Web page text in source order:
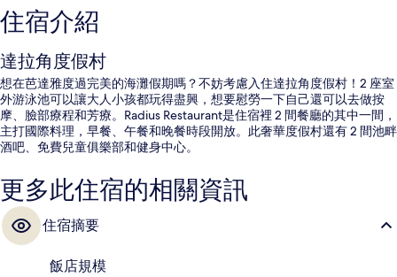
住宿介紹
達拉角度假村
想在芭達雅度過完美的海灘假期嗎？不妨考慮入住達拉角度假村！2 座室
外游泳池可以讓大人小孩都玩得盡興，想要慰勞一下自己還可以去做按
摩、臉部療程和芳療。Radius Restaurant是住宿裡 2 間餐廳的其中一間，
主打國際料理，早餐、午餐和晚餐時段開放。此奢華度假村還有 2 間池畔
酒吧、免費兒童俱樂部和健身中心。
更多此住宿的相關資訊
住宿摘要
飯店規模